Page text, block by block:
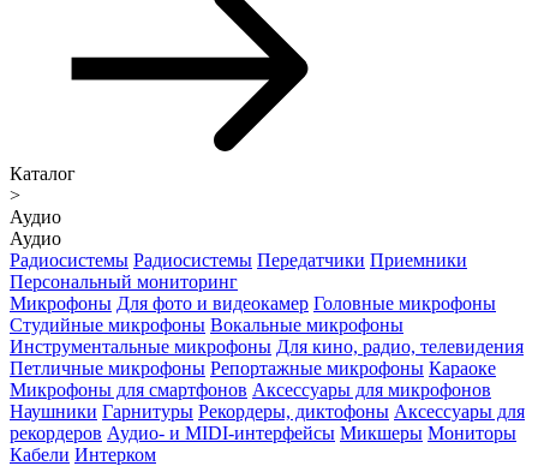
Каталог
>
Аудио
Аудио
Радиосистемы Радиосистемы Передатчики Приемники
Персональный мониторинг
Микрофоны Для фото и видеокамер Головные микрофоны
Студийные микрофоны Вокальные микрофоны
Инструментальные микрофоны Для кино, радио, телевидения
Петличные микрофоны Репортажные микрофоны Караоке
Микрофоны для смартфонов Аксессуары для микрофонов
Наушники Гарнитуры Рекордеры, диктофоны Аксессуары для
рекордеров Аудио- и MIDI-интерфейсы Микшеры Мониторы
Кабели Интерком